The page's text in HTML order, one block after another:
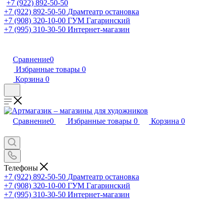
+7 (922) 892-50-50
+7 (922) 892-50-50 Драмтеатр остановка
+7 (908) 320-10-00 ГУМ Гагаринский
+7 (995) 310-30-50 Интернет-магазин
Сравнение0
Избранные товары 0
Корзина 0
Сравнение0 Избранные товары 0 Корзина 0
Телефоны
+7 (922) 892-50-50 Драмтеатр остановка
+7 (908) 320-10-00 ГУМ Гагаринский
+7 (995) 310-30-50 Интернет-магазин